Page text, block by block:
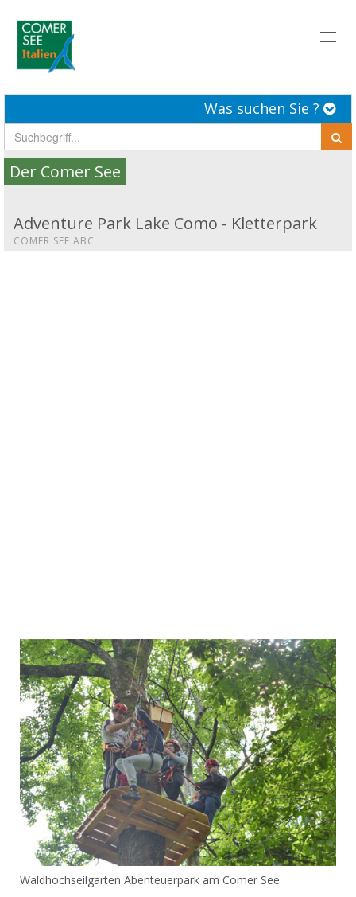
Was suchen Sie ?
Der Comer See
Adventure Park Lake Como - Kletterpark
COMER SEE ABC
Waldhochseilgarten Abenteuerpark am Comer See